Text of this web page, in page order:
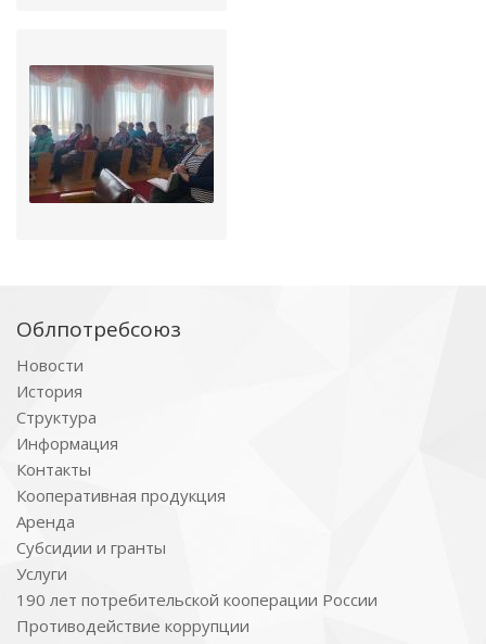
Облпотребсоюз
Новости
История
Структура
Информация
Контакты
Кооперативная продукция
Аренда
Субсидии и гранты
Услуги
190 лет потребительской кооперации России
Противодействие коррупции